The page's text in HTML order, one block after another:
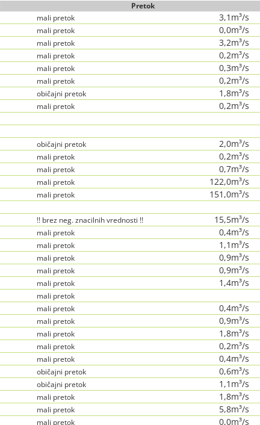
Pretok
mali pretok 3,1m³/s
mali pretok
0,0m³/s
mali pretok 3,2m³/s
mali pretok 0,2m³/s
mali pretok 0,3m³/s
mali pretok 0,2m³/s
običajni pretok 1,8m³/s
mali pretok 0,2m³/s
običajni pretok 2,0m³/s
mali pretok 0,2m³/s
mali pretok 0,7m³/s
mali pretok 122,0m³/s
mali pretok 151,0m³/s
!! brez neg. znacilnih vrednosti !! 15,5m³/s
mali pretok 0,4m³/s
mali pretok 1,1m³/s
mali pretok 0,9m³/s
mali pretok 0,9m³/s
mali pretok 1,4m³/s
mali pretok
mali pretok 0,4m³/s
mali pretok 0,9m³/s
mali pretok 1,8m³/s
mali pretok 0,2m³/s
mali pretok 0,4m³/s
običajni pretok 0,6m³/s
običajni pretok 1,1m³/s
mali pretok 1,8m³/s
mali pretok 5,8m³/s
mali pretok 0,0m³/s